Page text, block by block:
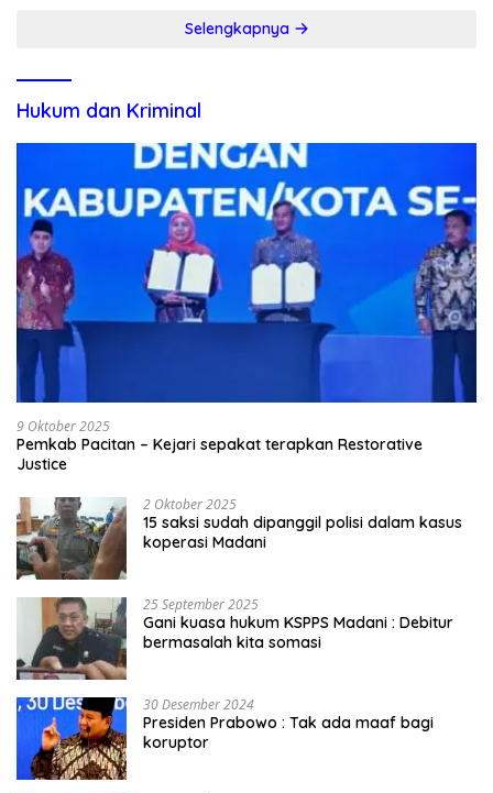
Selengkapnya
Hukum dan Kriminal
9 Oktober 2025
Pemkab Pacitan – Kejari sepakat terapkan Restorative
Justice
2 Oktober 2025
15 saksi sudah dipanggil polisi dalam kasus
koperasi Madani
25 September 2025
Gani kuasa hukum KSPPS Madani : Debitur
bermasalah kita somasi
30 Desember 2024
Presiden Prabowo : Tak ada maaf bagi
koruptor